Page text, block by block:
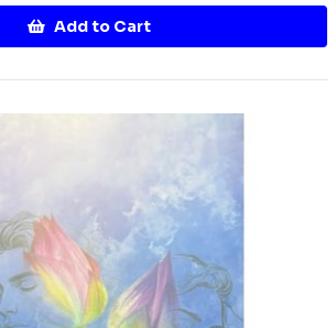
Add to Cart